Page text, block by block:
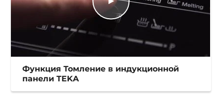
Функция Томление в индукционной
панели TEKA